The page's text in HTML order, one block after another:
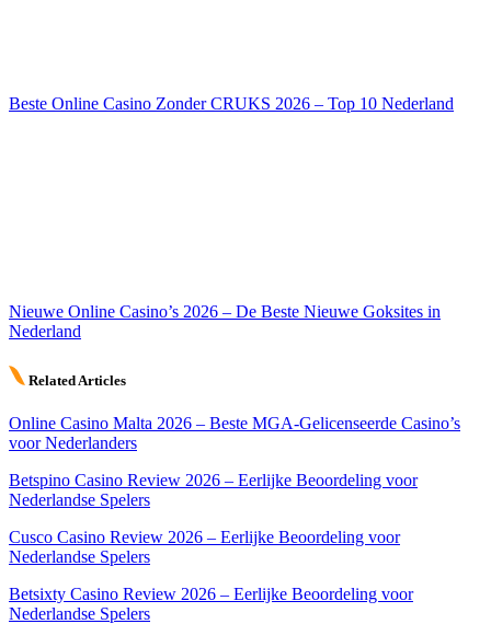
Beste Online Casino Zonder CRUKS 2026 – Top 10 Nederland
Nieuwe Online Casino’s 2026 – De Beste Nieuwe Goksites in
Nederland
Related Articles
Online Casino Malta 2026 – Beste MGA-Gelicenseerde Casino’s
voor Nederlanders
Betspino Casino Review 2026 – Eerlijke Beoordeling voor
Nederlandse Spelers
Cusco Casino Review 2026 – Eerlijke Beoordeling voor
Nederlandse Spelers
Betsixty Casino Review 2026 – Eerlijke Beoordeling voor
Nederlandse Spelers